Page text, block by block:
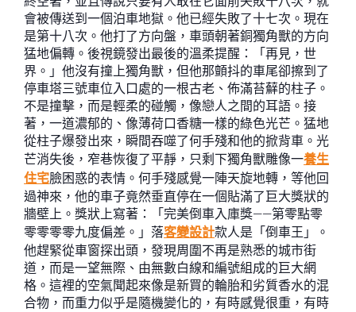
會被傳送到一個泊車地獄。他已經失敗了十七次。現在
是第十八次。他打了方向盤，車頭朝著銅獨角獸的方向
猛地偏轉。後視鏡發出最後的溫柔提醒：「再見，世
界。」他沒有撞上獨角獸，但他那顫抖的車尾卻擦到了
停車塔三號車位入口處的一根古老、佈滿苔蘚的柱子。
不是撞擊，而是輕柔的碰觸，像戀人之間的耳語。接
著，一道濃郁的、像薄荷口香糖一樣的綠色光芒。猛地
從柱子爆發出來，瞬間吞噬了何手殘和他的掀背車。光
芒消失後，窄巷恢復了平靜，只剩下獨角獸雕像一養生
住宅臉困惑的表情。何手殘感覺一陣天旋地轉，等他回
過神來，他的車子竟然垂直停在一個貼滿了巨大獎狀的
牆壁上。獎狀上寫著：「完美倒車入庫獎——第零點零
零零零零九度偏差。」落客變設計款人是「倒車王」。
他趕緊從車窗探出頭，發現周圍不再是熟悉的城市街
道，而是一望無際、由無數白線和編號組成的巨大網
格。這裡的空氣聞起來像是新買的輪胎和劣質香水的混
合物，而重力似乎是隨機變化的，有時感覺很重，有時